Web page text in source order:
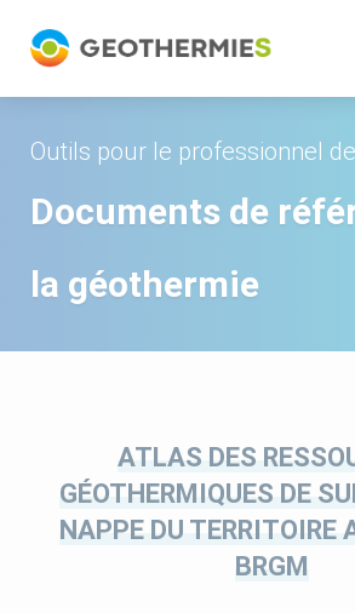
Outils pour le professionnel
Documents de
la géothermie
ATLAS DES
GÉOTHERMIQUES DE
NAPPE DU TERRITOIRE
BRGM